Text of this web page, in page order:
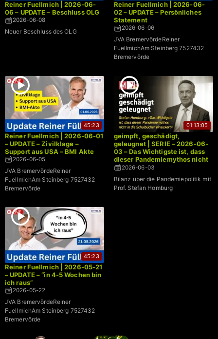
Reiner Fuellmich | 2026-06-
06 – UPDATE – Beschluss OLG
2026-06-08
Neuer Beschluss des OLG
Reiner Fuellmich | 2026-06-
02 – UPDATE – Persönliches
Statement
2026-06-06
JVA BremervördeReiner
FuellmichAm Steinberg 7527432
Bremervörde
45:23
Reiner Fuellmich | 2026-06-01
– UPDATE – Zivilklage –
Support aus USA – BMI Akte
2026-06-05
JVA BremervördeReiner
FuellmichAm Steinberg 7527432
Bremervörde
01:13:05
geimpft, geschädigt,
geleugnet | SERIE – 2026-06-
03 – Das Wichtigste ist, dass
dieser Pandemiemythos nicht
in die Schulbücher einsickert –
2026-06-03
Bilanz über die Pandemiepolitik mit
Prof. Stefan Homburg
45:23
Reiner Fuellmich | 2026-05-21
– UPDATE – “in 4-5 Wochen bin
ich raus”
2026-05-22
JVA BremervördeReiner
FuellmichAm Steinberg 7527432
Bremervörde